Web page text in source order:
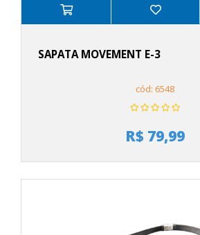
SAPATA MOVEMENT E-3
cód: 6548
R$ 79,99